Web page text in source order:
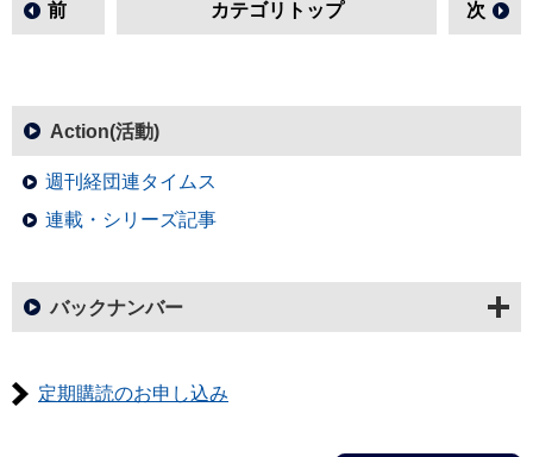
前 カテゴリトップ 次
Action(活動)
週刊経団連タイムス
連載・シリーズ記事
バックナンバー
定期購読のお申し込み